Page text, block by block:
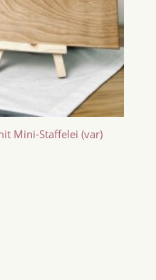
Mini-Staffelei (var)